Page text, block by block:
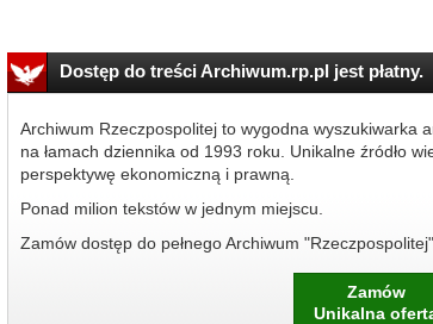
Dostęp do treści Archiwum.rp.pl jest płatny.
Archiwum Rzeczpospolitej to wygodna wyszukiwarka
na łamach dziennika od 1993 roku. Unikalne źródło
perspektywę ekonomiczną i prawną.
Ponad milion tekstów w jednym miejscu.
Zamów dostęp do pełnego Archiwum "Rzeczpospolitej"
Zamów
Unikalna